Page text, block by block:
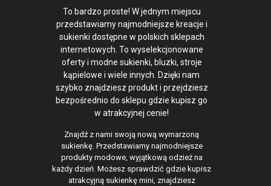
To bardzo proste! W jednym miejscu
przedstawiamy najmodniejsze kreacje i
sukienki dostępne w polskich sklepach
internetowych. To wyselekcjonowane
oferty i modne sukienki, bluzki, stroje
kąpielowe i wiele innych. Dzięki nam
szybko znajdziesz produkt i przejdziesz
bezpośrednio do sklepu gdzie kupisz go
w atrakcyjnej cenie!
Znajdź z nami swoją nową wymarzoną
sukienkę. Przedstawiamy najmodniejsze
produkty modowe, wyjątkową odzież na
każdy dzień. Możesz sprawdzić gdzie kupisz
atrakcyjną sukienkę mini, znajdziesz